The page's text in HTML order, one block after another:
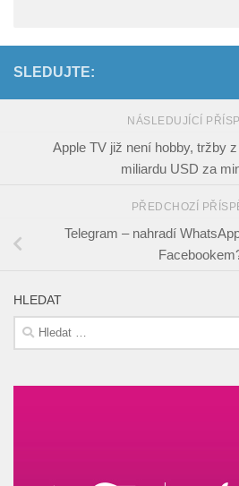
SLEDUJTE:
NÁSLEDUJÍCÍ
Apple TV již není hobby, tržby
miliardu USD za
PŘEDCHOZÍ
Telegram – nahradí
HLEDAT
Vyhledávání